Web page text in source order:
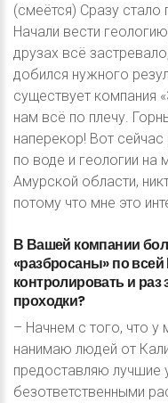
(смеётся) Сразу стало
Начали вести
друзах всё
добился нужного
существует компания
нам всё по плечу.
наперекор! Вот
по воде и геологии на
Амурской области,
потому что мне это
В Вашей компании
«разбросаны»повсей
контролироватьи раз
проходки?
– Начнем с того, что у
нанимаю людей от
предоставляю лучшие
безответственными